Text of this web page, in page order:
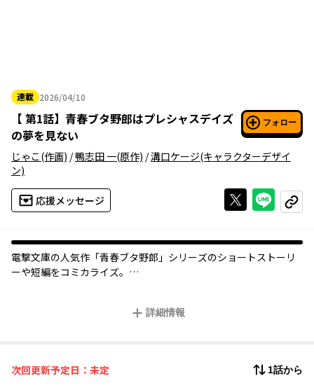
連載 2026/04/10
2026年04月10日
【 第1話】 青春ブタ野郎はプレシャスデイズ
の夢を見ない
フォロー
じゃこ(作画) /鴨志田 一(原作) /溝口ケージ(キャラクターデザイ
ン)
応援メッセージ Xで投稿する
ライン
コピー
電撃文庫の人気作「青春ブタ野郎」シリーズのショートストーリ
ーや短編をコミカライズ。
詳細情報
次回更新予定日：未定 1話から